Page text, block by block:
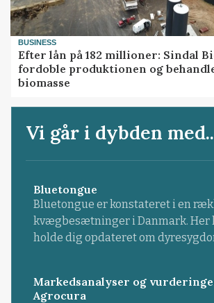
BUSINESS
Efter lån på 182 millioner: Sindal
fordoble produktionen og
biomasse
Vi går i dybden
Bluetongue
Bluetongue er konstateret i en
kvægbesætninger i Danmark. Her
holde dig opdateret om
Markedsanalyser og
Agrocura